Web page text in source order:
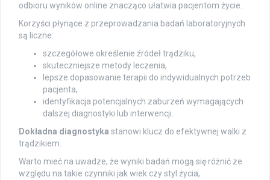
odbioru wyników online znacząco ułatwia pacjentom życie.
Korzyści płynące z przeprowadzania badań laboratoryjnych
są liczne:
szczegółowe określenie źródeł trądziku,
skuteczniejsze metody leczenia,
lepsze dopasowanie terapii do indywidualnych potrzeb
pacjenta,
identyfikacja potencjalnych zaburzeń wymagających
dalszej diagnostyki lub interwencji.
Dokładna diagnostyka stanowi klucz do efektywnej walki z
trądzikiem.
Warto mieć na uwadze, że wyniki badań mogą się różnić ze
względu na takie czynniki jak wiek czy styl życia,